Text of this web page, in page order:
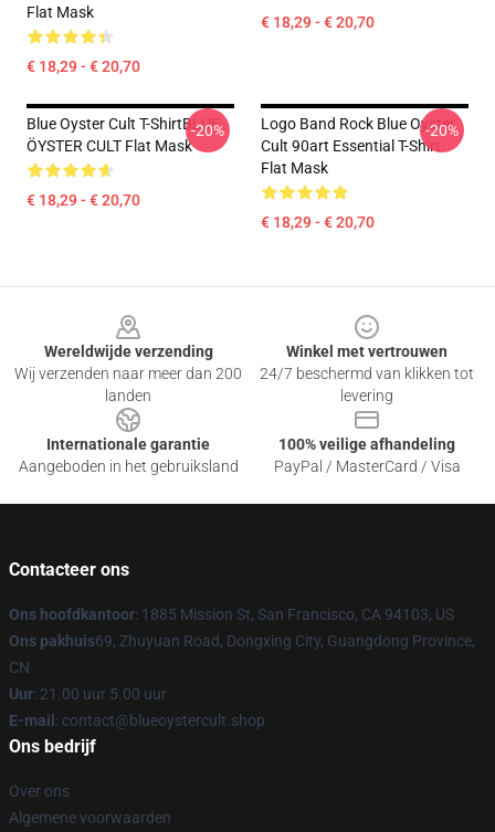
Flat Mask
€ 18,29 - € 20,70
€ 18,29 - € 20,70
Blue Oyster Cult T-ShirtBLUE
ÖYSTER CULT Flat Mask
€ 18,29 - € 20,70
-20%
Logo Band Rock Blue Oyster
Cult 90art Essential T-Shirt
Flat Mask
€ 18,29 - € 20,70
-20%
Wereldwijde verzending
Wij verzenden naar meer dan 200
landen
Winkel met vertrouwen
24/7 beschermd van klikken tot
levering
Internationale garantie
Aangeboden in het gebruiksland
100% veilige afhandeling
PayPal / MasterCard / Visa
Contacteer ons
Ons hoofdkantoor: 1885 Mission St, San Francisco, CA 94103, US
Ons pakhuis69, Zhuyuan Road, Dongxing City, Guangdong Province,
CN
Uur: 21.00 uur 5.00 uur
E-mail : contact@blueoystercult.shop
Ons bedrijf
Over ons
Algemene voorwaarden